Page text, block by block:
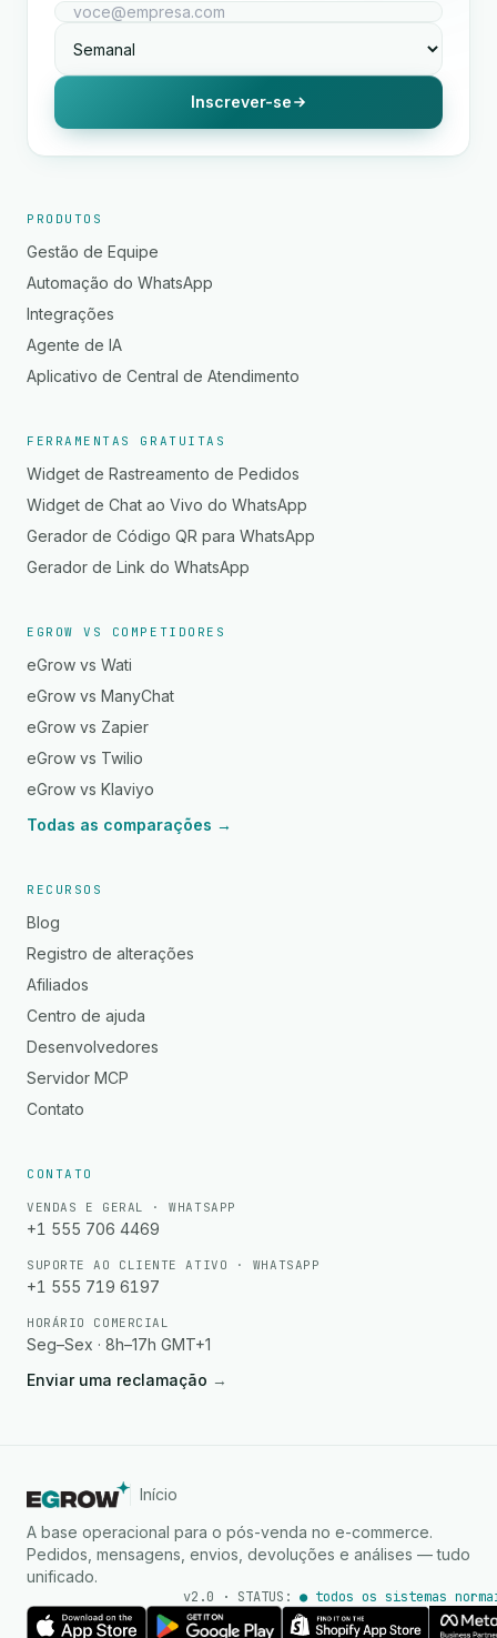
Inscrever-se
PRODUTOS
Gestão de Equipe
Automação do WhatsApp
Integrações
Agente de IA
Aplicativo de Central de Atendimento
FERRAMENTAS GRATUITAS
Widget de Rastreamento de Pedidos
Widget de Chat ao Vivo do WhatsApp
Gerador de Código QR para WhatsApp
Gerador de Link do WhatsApp
EGROW VS COMPETIDORES
eGrow vs Wati
eGrow vs ManyChat
eGrow vs Zapier
eGrow vs Twilio
eGrow vs Klaviyo
Todas as comparações →
RECURSOS
Blog
Registro de alterações
Afiliados
Centro de ajuda
Desenvolvedores
Servidor MCP
Contato
CONTATO
VENDAS E GERAL · WHATSAPP
+1 555 706 4469
SUPORTE AO CLIENTE ATIVO · WHATSAPP
+1 555 719 6197
HORÁRIO COMERCIAL
Seg–Sex · 8h–17h GMT+1
Enviar uma reclamação →
Início
A base operacional para o pós-venda no e-commerce.
Pedidos, mensagens, envios, devoluções e análises — tudo
unificado.
v2.0 · STATUS: ● todos os sistemas